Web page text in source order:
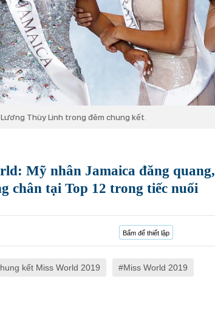
Thùy Linh trong đêm chung kết.
Mỹ nhân Jamaica đăng quang,
chân tại Top 12 trong tiếc nuối
Bấm để thiết lập
kết Miss World 2019 Miss World 2019